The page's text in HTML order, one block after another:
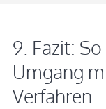
9. Fazit:
Umgang
Verfahren